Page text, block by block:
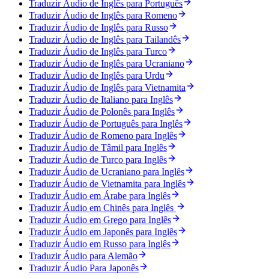
Traduzir Áudio de Inglês para Português
Traduzir Áudio de Inglês para Romeno
Traduzir Áudio de Inglês para Russo
Traduzir Áudio de Inglês para Tailandês
Traduzir Áudio de Inglês para Turco
Traduzir Áudio de Inglês para Ucraniano
Traduzir Áudio de Inglês para Urdu
Traduzir Áudio de Inglês para Vietnamita
Traduzir Áudio de Italiano para Inglês
Traduzir Áudio de Polonês para Inglês
Traduzir Áudio de Português para Inglês
Traduzir Áudio de Romeno para Inglês
Traduzir Áudio de Tâmil para Inglês
Traduzir Áudio de Turco para Inglês
Traduzir Áudio de Ucraniano para Inglês
Traduzir Áudio de Vietnamita para Inglês
Traduzir Áudio em Árabe para Inglês
Traduzir Áudio em Chinês para Inglês
Traduzir Áudio em Grego para Inglês
Traduzir Áudio em Japonês para Inglês
Traduzir Áudio em Russo para Inglês
Traduzir Áudio para Alemão
Traduzir Áudio Para Japonês